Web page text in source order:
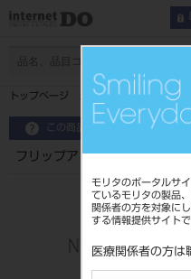
モリタのポータルサ
ているモリタの製品
関係者の方を対象に
する情報提供サイト
医療関係者の方は
トップページ フリップアップ用シ
この商品に関するお問い合わせ
フリップアップ用シールド穴